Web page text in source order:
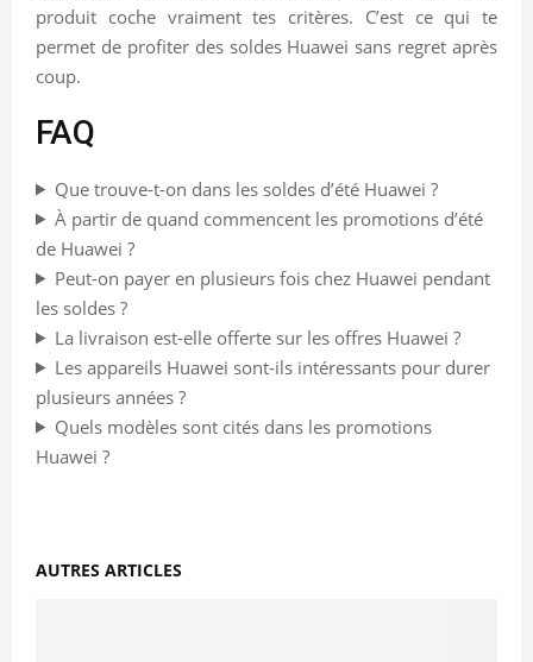
produit coche vraiment tes critères. C’est ce qui te
permet de profiter des soldes Huawei sans regret après
coup.
FAQ
Que trouve-t-on dans les soldes d’été Huawei ?
À partir de quand commencent les promotions d’été
de Huawei ?
Peut-on payer en plusieurs fois chez Huawei pendant
les soldes ?
La livraison est-elle offerte sur les offres Huawei ?
Les appareils Huawei sont-ils intéressants pour durer
plusieurs années ?
Quels modèles sont cités dans les promotions
Huawei ?
AUTRES ARTICLES